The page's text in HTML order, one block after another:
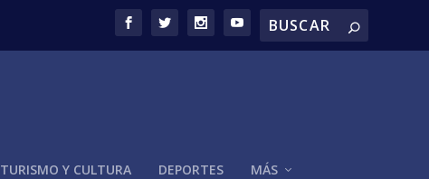
TURISMO Y CULTURA DEPORTES MÁS